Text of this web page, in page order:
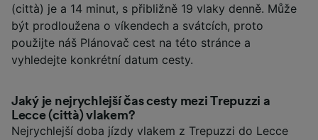
(città) je a 14 minut, s přibližně 19 vlaky denně. Může
být prodloužena o víkendech a svátcích, proto
použijte náš Plánovač cest na této stránce a
vyhledejte konkrétní datum cesty.
Jaký je nejrychlejší čas cesty mezi Trepuzzi a
Lecce (città) vlakem?
Nejrychlejší doba jízdy vlakem z Trepuzzi do Lecce